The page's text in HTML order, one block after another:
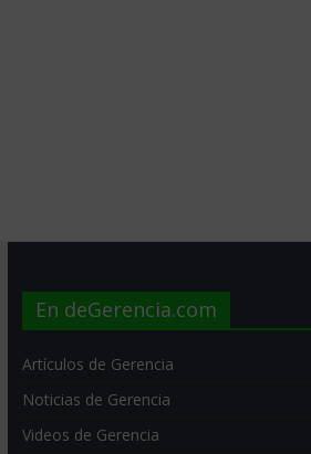
En deGerencia.com
Artículos de Gerencia
Noticias de Gerencia
Videos de Gerencia